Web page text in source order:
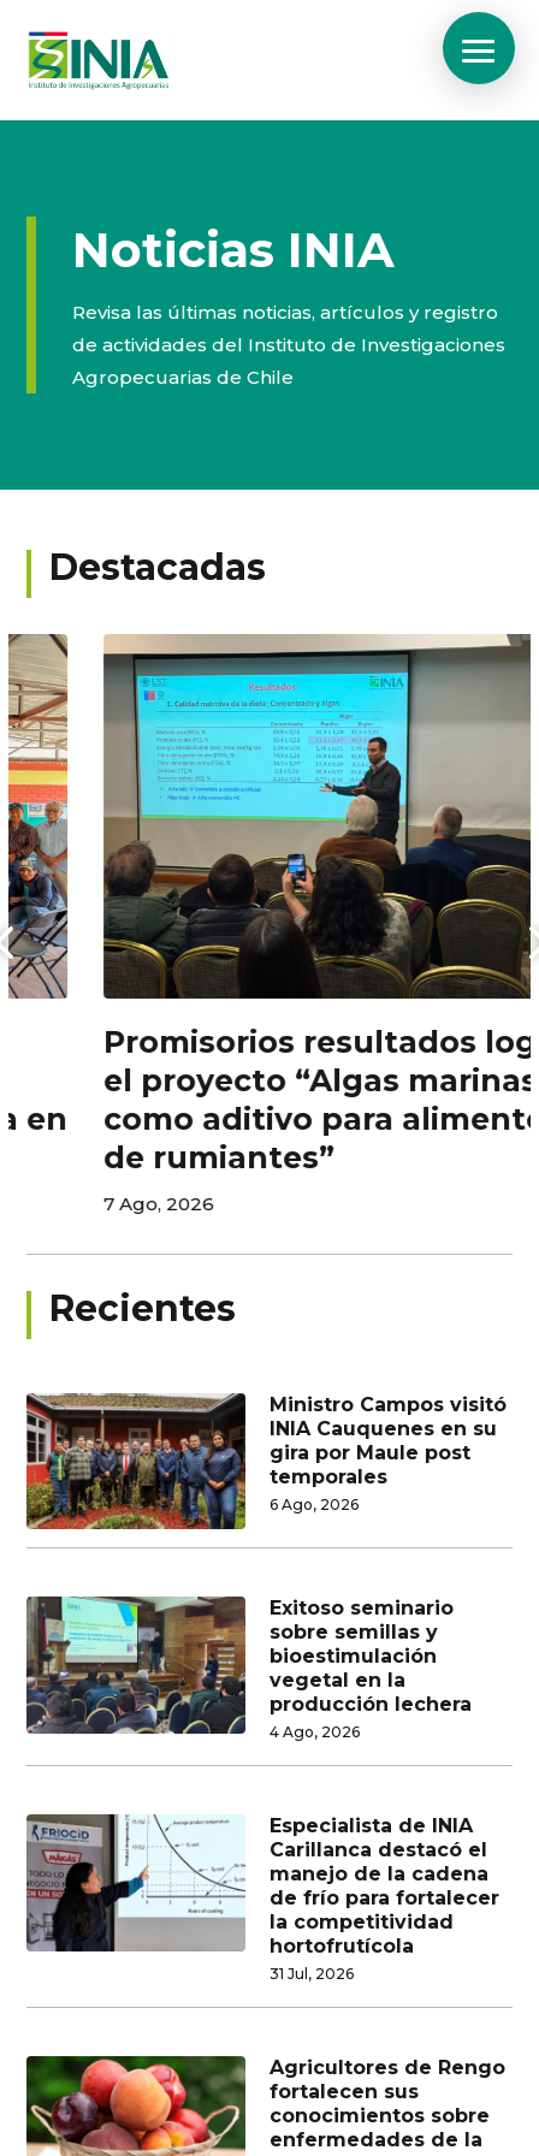
Noticias INIA
Revisa las últimas noticias, artículos y registro
de actividades del Instituto de Investigaciones
Agropecuarias de Chile
Destacadas
Promisorios resultados logró
el proyecto “Algas marinas
como aditivo para alimentos
de rumiantes”
7 Ago, 2026
Recientes
Ministro Campos visitó
INIA Cauquenes en su
gira por Maule post
temporales
6 Ago, 2026
Exitoso seminario
sobre semillas y
bioestimulación
vegetal en la
producción lechera
4 Ago, 2026
Especialista de INIA
Carillanca destacó el
manejo de la cadena
de frío para fortalecer
la competitividad
hortofrutícola
31 Jul, 2026
Agricultores de Rengo
fortalecen sus
conocimientos sobre
enfermedades de la